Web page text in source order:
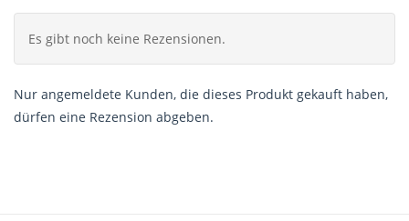
Es gibt noch keine Rezensionen.
Nur angemeldete Kunden, die dieses Produkt gekauft haben,
dürfen eine Rezension abgeben.